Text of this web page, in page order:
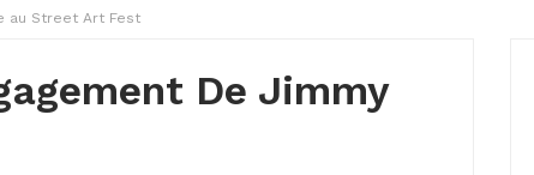
au Street Art Fest
De Jimmy